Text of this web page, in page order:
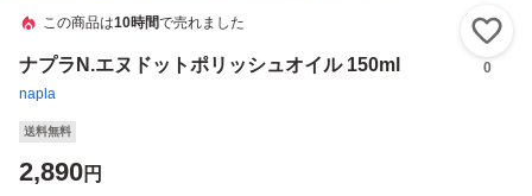
この商品は10時間で売れました
ナプラN.エヌドットポリッシュオイル 150ml
napla
0
送料無料
2,890円